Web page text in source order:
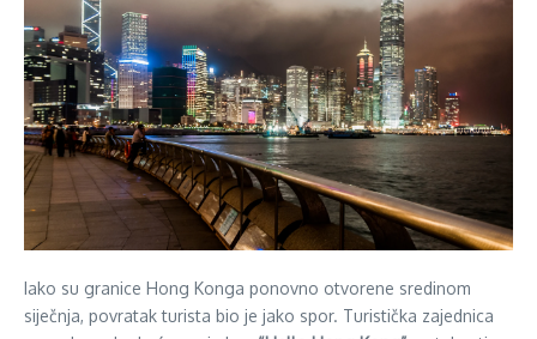
Iako su granice Hong Konga ponovno otvorene sredinom
siječnja, povratak turista bio je jako spor. Turistička zajednica